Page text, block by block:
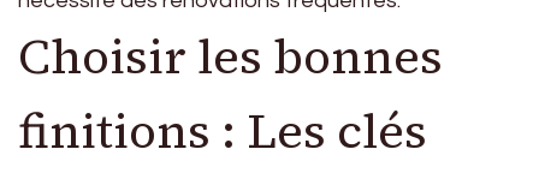
Choisir les bonnes
finitions : Les clés